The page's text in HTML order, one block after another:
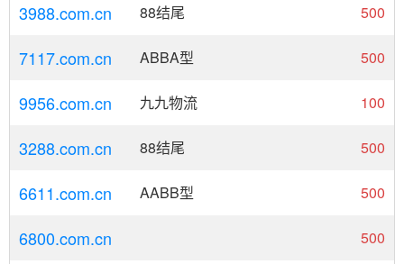
3988.com.cn 88结尾 500
7117.com.cn ABBA型 500
9956.com.cn 九九物流 100
3288.com.cn 88结尾 500
6611.com.cn AABB型 500
6800.com.cn 500